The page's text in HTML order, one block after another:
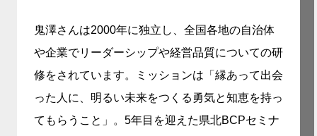
鬼澤さんは2000年に独立し、全国各地の自治体
や企業でリーダーシップや経営品質についての研
修をされています。ミッションは「縁あって出会
った人に、明るい未来をつくる勇気と知恵を持っ
てもらうこと」。5年目を迎えた県北BCPセミナ